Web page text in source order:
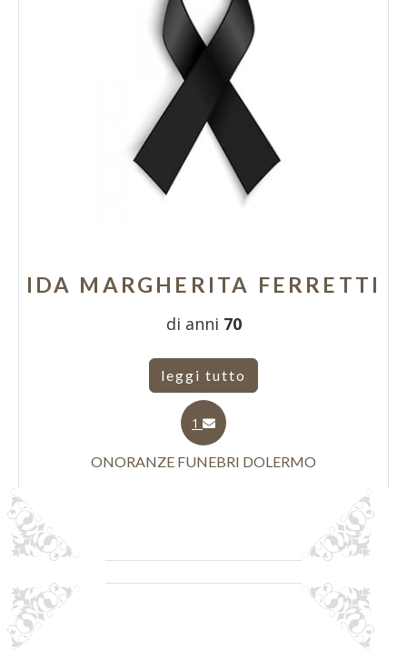
IDA MARGHERITA FERRETTI
di anni 70
leggi tutto
1
ONORANZE FUNEBRI DOLERMO